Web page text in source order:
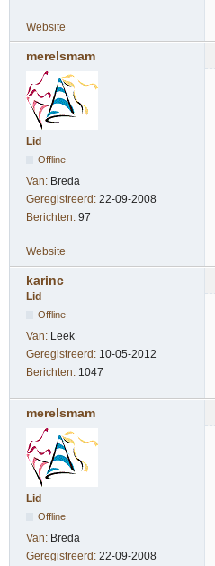
Website
merelsmam
Lid
Offline
Van: Breda
Geregistreerd: 22-09-2008
Berichten: 97
Website
karinc
Lid
Offline
Van: Leek
Geregistreerd: 10-05-2012
Berichten: 1047
merelsmam
Lid
Offline
Van: Breda
Geregistreerd: 22-09-2008